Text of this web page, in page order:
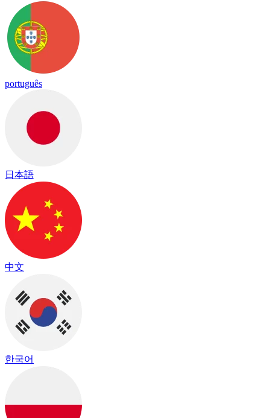
português
日本語
中文
한국어